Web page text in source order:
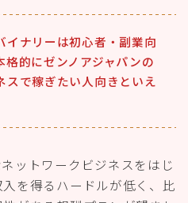
イナリーは初心者・副業向
格的にゼンノアジャパンの
スで稼ぎたい人向き といえ
ットワークビジネスをはじ
を得るハードルが低く、比